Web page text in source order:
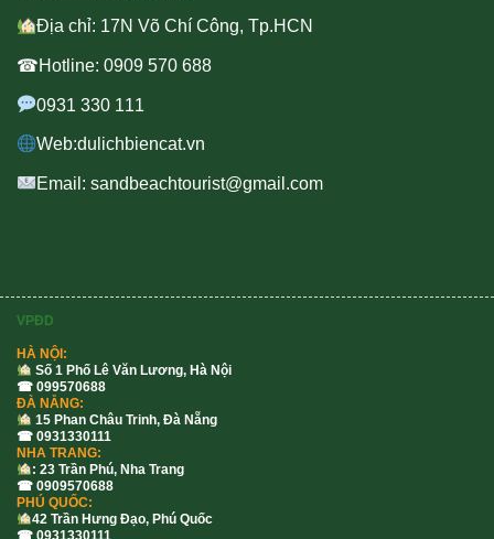
Địa chỉ: 17N Võ Chí Công, Tp.HCN
☎Hotline: 0909 570 688
0931 330 111
Web:dulichbiencat.vn
Email: sandbeachtourist@gmail.com
VPĐD
HÀ NỘI:
Số 1 Phố Lê Văn Lương, Hà Nội
☎ 099570688
ĐÀ NẴNG:
15 Phan Châu Trinh, Đà Nẵng
☎ 0931330111
NHA TRANG:
: 23 Trần Phú, Nha Trang
☎ 0909570688
PHÚ QUỐC:
42 Trần Hưng Đạo, Phú Quốc
☎ 0931330111